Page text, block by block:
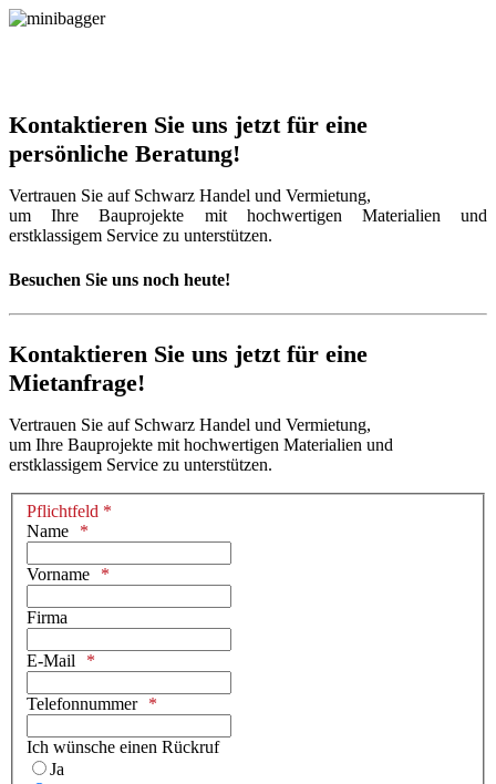
Kontaktieren Sie uns jetzt für eine
persönliche Beratung!
Vertrauen Sie auf Schwarz Handel und Vermietung,
um Ihre Bauprojekte mit hochwertigen Materialien und
erstklassigem Service zu unterstützen.
Besuchen Sie uns noch heute!
Kontaktieren Sie uns jetzt für eine
Mietanfrage!
Vertrauen Sie auf Schwarz Handel und Vermietung,
um Ihre Bauprojekte mit hochwertigen Materialien und
erstklassigem Service zu unterstützen.
Pflichtfeld *
Name
Vorname
Firma
E-Mail
Telefonnummer
Ich wünsche einen Rückruf
Ja